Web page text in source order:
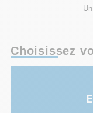
Choisissez